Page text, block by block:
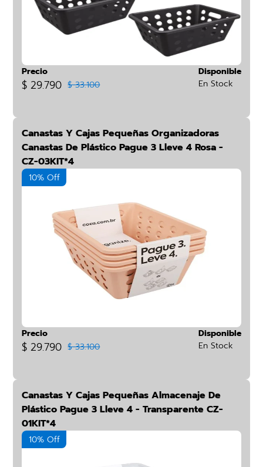
Precio
$ 29.790 $ 33.100
Disponible
En Stock
Canastas Y Cajas Pequeñas Organizadoras
Canastas De Plástico Pague 3 Lleve 4 Rosa -
CZ-03KIT*4
10% Off
Precio
$ 29.790 $ 33.100
Disponible
En Stock
Canastas Y Cajas Pequeñas Almacenaje De
Plástico Pague 3 Lleve 4 - Transparente CZ-
01KIT*4
10% Off